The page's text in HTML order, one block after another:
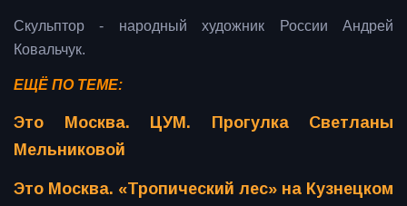
Скульптор - народный художник России Андрей
Ковальчук.
ЕЩЁ ПО ТЕМЕ:
Это Москва. ЦУМ. Прогулка Светланы
Мельниковой
Это Москва. «Тропический лес» на Кузнецком